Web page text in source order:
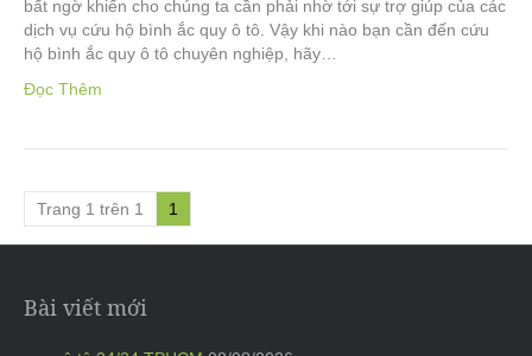
bất ngờ khiến cho chúng ta cần phải nhờ tới sự trợ giúp của các
dịch vụ cứu hộ bình ắc quy ô tô. Vậy khi nào bạn cần đến cứu
hộ bình ắc quy ô tô chuyên nghiệp, hãy…
Đọc Thêm
Trang 1 trên 1 1
Bài viết mới